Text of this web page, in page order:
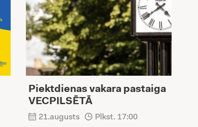
Piektdienas vakara pastaiga
VECPILSĒTĀ
21.augusts Plkst. 17:00